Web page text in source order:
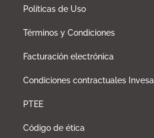
Políticas de Uso
Términos y Condiciones
Facturación electrónica
Condiciones contractuales Invesa
PTEE
Código de ética